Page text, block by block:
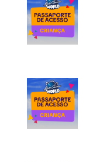
INFO
INFO